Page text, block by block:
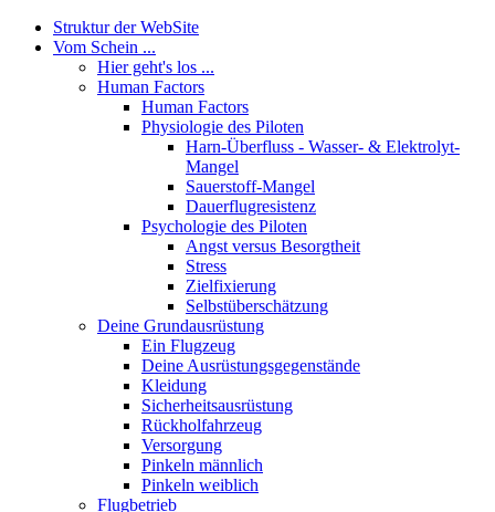
Struktur der WebSite
Vom Schein ...
Hier geht's los ...
Human Factors
Human Factors
Physiologie des Piloten
Harn-Überfluss - Wasser- & Elektrolyt-
Mangel
Sauerstoff-Mangel
Dauerflugresistenz
Psychologie des Piloten
Angst versus Besorgtheit
Stress
Zielfixierung
Selbstüberschätzung
Deine Grundausrüstung
Ein Flugzeug
Deine Ausrüstungsgegenstände
Kleidung
Sicherheitsausrüstung
Rückholfahrzeug
Versorgung
Pinkeln männlich
Pinkeln weiblich
Flugbetrieb